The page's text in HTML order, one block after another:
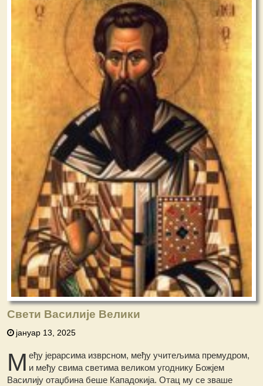
Свети Василије Велики
јануар 13, 2025
М еђу јерарсима изврсном, међу учитељима премудром,
и међу свима светима великом угоднику Божјем
Василију отаџбина беше Кападокија. Отац му сe зваше